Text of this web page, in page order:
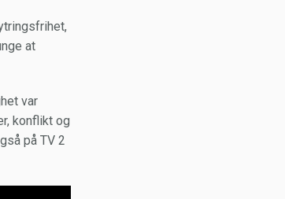
at
var
konflikt og
på TV 2